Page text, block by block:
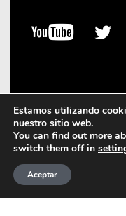
©
Términos de Uso
Estamos utilizando
nuestro sitio web.
You can find out more
switch them off in
Aceptar